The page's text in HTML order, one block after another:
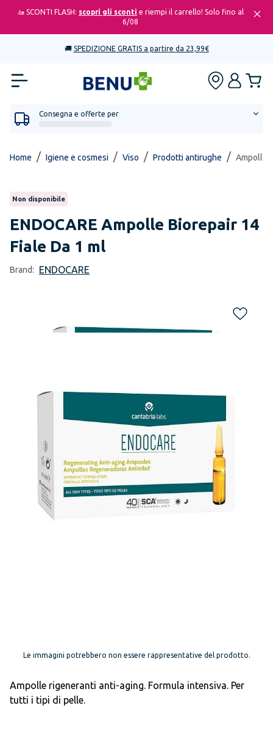
🚤 SCONTI FLASH: scopri gli sconti e riempi il carrello! Solo fino al
6/08
🚚 SPEDIZIONE GRATIS a partire da 23,99€
Consegna e offerte per
Home / Igiene e cosmesi / Viso / Prodotti antirughe / Ampolle
Non disponibile
ENDOCARE Ampolle Biorepair 14
Fiale Da 1 ml
Brand: ENDOCARE
Le immagini potrebbero non essere rappresentative del prodotto.
Ampolle rigeneranti anti-aging. Formula intensiva. Per
tutti i tipi di pelle.